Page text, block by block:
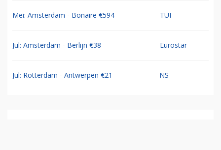
Mei: Amsterdam - Bonaire €594 TUI
Jul: Amsterdam - Berlijn €38 Eurostar
Jul: Rotterdam - Antwerpen €21 NS